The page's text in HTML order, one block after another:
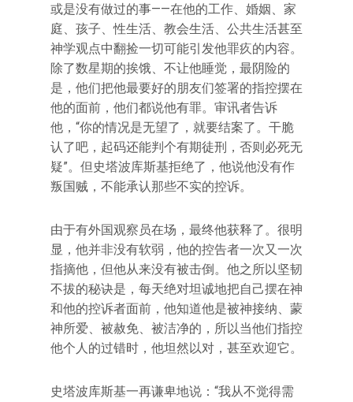
或是没有做过的事——在他的工作、婚姻、家
庭、孩子、性生活、教会生活、公共生活甚至
神学观点中翻捡一切可能引发他罪疚的内容。
除了数星期的挨饿、不让他睡觉，最阴险的
是，他们把他最要好的朋友们签署的指控摆在
他的面前，他们都说他有罪。审讯者告诉
他，“你的情况是无望了，就要结案了。干脆
认了吧，起码还能判个有期徒刑，否则必死无
疑”。但史塔波库斯基拒绝了，他说他没有作
叛国贼，不能承认那些不实的控诉。
由于有外国观察员在场，最终他获释了。很明
显，他并非没有软弱，他的控告者一次又一次
指摘他，但他从来没有被击倒。他之所以坚韧
不拔的秘诀是，每天绝对坦诚地把自己摆在神
和他的控诉者面前，他知道他是被神接纳、蒙
神所爱、被赦免、被洁净的，所以当他们指控
他个人的过错时，他坦然以对，甚至欢迎它。
史塔波库斯基一再谦卑地说：“我从不觉得需